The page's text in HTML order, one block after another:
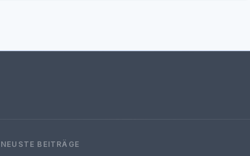
NEUSTE BEITRÄGE